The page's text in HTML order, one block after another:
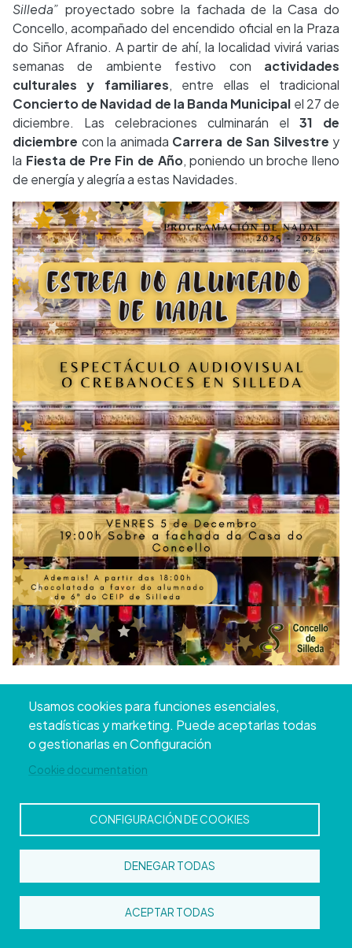
Silleda” proyectado sobre la fachada de la Casa do
Concello, acompañado del encendido oficial en la Praza
do Siñor Afranio. A partir de ahí, la localidad vivirá varias
semanas de ambiente festivo con actividades
culturales y familiares, entre ellas el tradicional
Concierto de Navidad de la Banda Municipal el 27 de
diciembre. Las celebraciones culminarán el 31 de
diciembre con la animada Carrera de San Silvestre y
la Fiesta de Pre Fin de Año, poniendo un broche lleno
de energía y alegría a estas Navidades.
TUI
único que llena de encanto sus espacios más
emblemáticos. ElMercado de Navidad
Paseo de Calvo Sotelo y en laPlaza de la Inmaculada
invita a pasear entre artesanía y sabores locales ideales
te espera el impresionanteBelén de Mingos, una obra
artesanal de casi catorce metros cuadrados que reúne
más de 300 piezas, muchas de ellas en movimiento,
Usamos cookies para funciones esenciales,
estadísticas y marketing. Puede aceptarlas todas
o gestionarlas en Configuración
Cookie documentation
CONFIGURACIÓN DE COOKIES
DENEGAR TODAS
ACEPTAR TODAS